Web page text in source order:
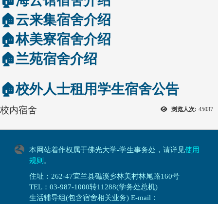
🏠云来集宿舍介绍
🏠林美寮宿舍介绍
🏠兰苑宿舍介绍
🏠校外人士租用学生宿舍公告
浏览人次: 45037
校内宿舍
本网站着作权属于佛光大学-学生事务处，请详见使用
规则 。
住址：262-47宜兰县礁溪乡林美村林尾路160号
TEL：03-987-1000转11288(学务处总机)
生活辅导组(包含宿舍相关业务) E-mail：